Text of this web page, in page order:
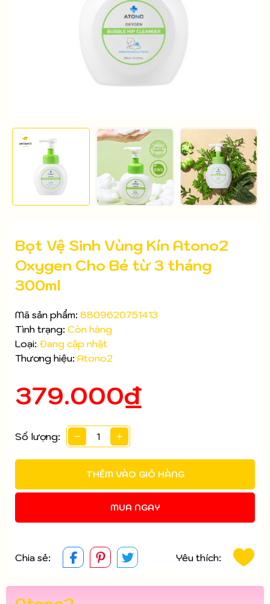
Bọt Vệ Sinh Vùng Kín Atono2
Oxygen Cho Bé từ 3 tháng
300ml
Mã sản phẩm: 8809620751413
Tình trạng: Còn hàng
Loại: Đang cập nhật
Thương hiệu: Atono2
379.000₫
Số lượng:
THÊM VÀO GIỎ HÀNG
MUA NGAY
Mã giảm giá:
Chia sẻ: Yêu thích: